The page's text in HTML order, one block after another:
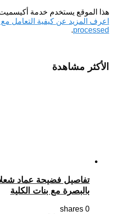
هذا الموقع يستخدم خدمة أكيسميت
اعرف المزيد عن كيفية التعامل مع
processed
.
الأكثر مشاهدة
تفاصيل فضيحة عماد
بالبصرة مع بنات الكلية
0 shares